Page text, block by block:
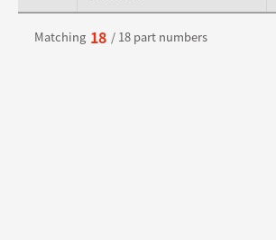
Matching 18 / 18 part numbers